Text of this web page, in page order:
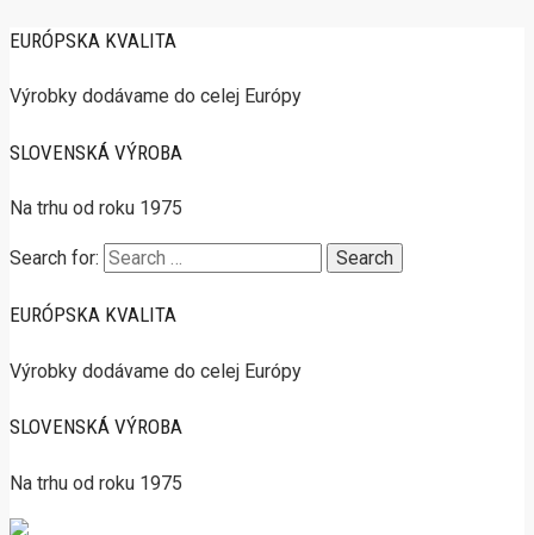
EURÓPSKA KVALITA
Výrobky dodávame do celej Európy
SLOVENSKÁ VÝROBA
Na trhu od roku 1975
Search for:
EURÓPSKA KVALITA
Výrobky dodávame do celej Európy
SLOVENSKÁ VÝROBA
Na trhu od roku 1975